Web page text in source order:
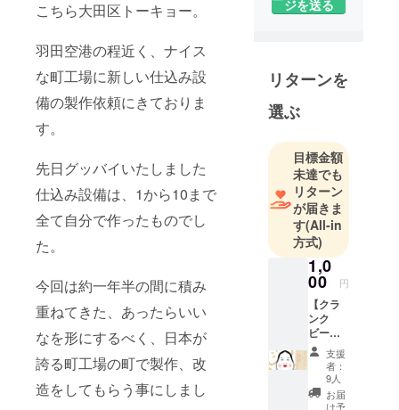
こちら大田区トーキョー。
羽田空港の程近く、ナイス
な町工場に新しい仕込み設
備の製作依頼にきておりま
す。
先日グッバイいたしました
仕込み設備は、1から10まで
全て自分で作ったものでし
た。
今回は約一年半の間に積み
重ねてきた、あったらいい
なを形にするべく、日本が
誇る町工場の町で製作、改
造をしてもらう事にしまし
前から徒歩5
ルワリー併
パブ。ビー
じて鳶職人
から醸造家
に転身した
ブルワー自
らが店に立
ち、併設す
るブルワ
リーで作っ
た出来立て
のクラフト
ビールを提
供していま
ジを送る
リターンを
選ぶ
目標金額
未達でも
リターン
が届きま
す(All-in
方式)
1,0
00 円
【クラ
ンク
ビール×
板五米
店 ご
近所共
通リ
ター
支援
者：
9人
お届
け予